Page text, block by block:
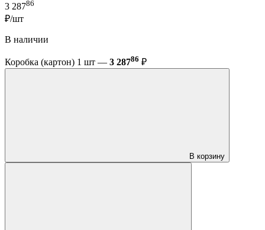
3 28786
₽/шт
В наличии
Коробка (картон) 1 шт — 3 28786 ₽
В корзину